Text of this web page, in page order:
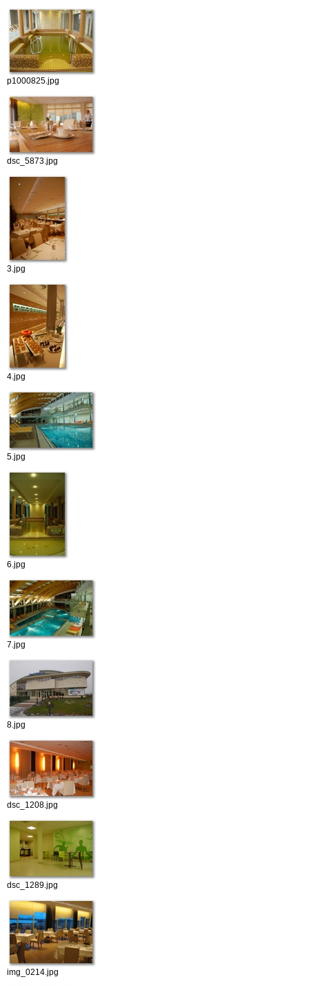
p1000825.jpg
dsc_5873.jpg
3.jpg
4.jpg
5.jpg
6.jpg
7.jpg
8.jpg
dsc_1208.jpg
dsc_1289.jpg
img_0214.jpg